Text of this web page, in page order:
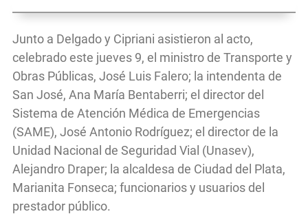
Junto a Delgado y Cipriani asistieron al acto,
celebrado este jueves 9, el ministro de Transporte y
Obras Públicas, José Luis Falero; la intendenta de
San José, Ana María Bentaberri; el director del
Sistema de Atención Médica de Emergencias
(SAME), José Antonio Rodríguez; el director de la
Unidad Nacional de Seguridad Vial (Unasev),
Alejandro Draper; la alcaldesa de Ciudad del Plata,
Marianita Fonseca; funcionarios y usuarios del
prestador público.